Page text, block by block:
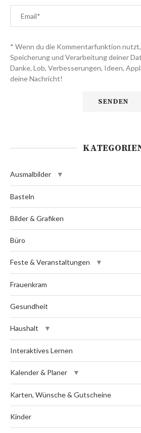
* Wenn du die Kommentarfunktion
Speicherung und Verarbeitung deiner
Danke, Lob, Verbesserungen, Ideen,
deine Nachricht!
Ausmalbilder
Basteln
Bilder & Grafiken
Büro
Feste & Veranstaltungen
Frauenkram
Gesundheit
Haushalt
Interaktives Lernen
Kalender & Planer
Karten, Wünsche & Gutscheine
Kinder